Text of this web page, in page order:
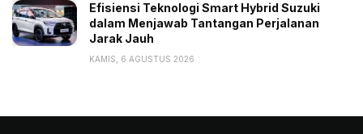
Efisiensi Teknologi Smart Hybrid Suzuki
dalam Menjawab Tantangan Perjalanan
Jarak Jauh
KAMIS, 6 AGUSTUS 2026